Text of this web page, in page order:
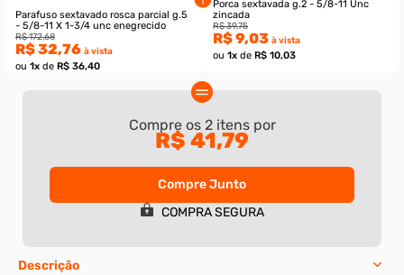
Compre os 2itens por
R$ 41,79
Compre Junto
COMPRA SEGURA
Descrição